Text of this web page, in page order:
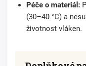
Péče o materiál:
(30–40 °C) a
životnost vláken.